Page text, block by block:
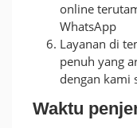
online
WhatsApp
Layanan di
penuh yang
dengan kami
Waktu